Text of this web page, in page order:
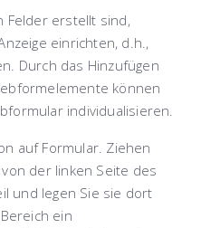
Felder erstellt sind,
einrichten, d.h.,
Durch das Hinzufügen
können
individualisieren.
auf Formular. Ziehen
der linken Seite des
und legen Sie sie dort
ein